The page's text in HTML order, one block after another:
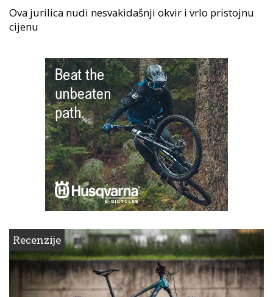
Ova jurilica nudi nesvakidašnji okvir i vrlo pristojnu
cijenu
Recenzije